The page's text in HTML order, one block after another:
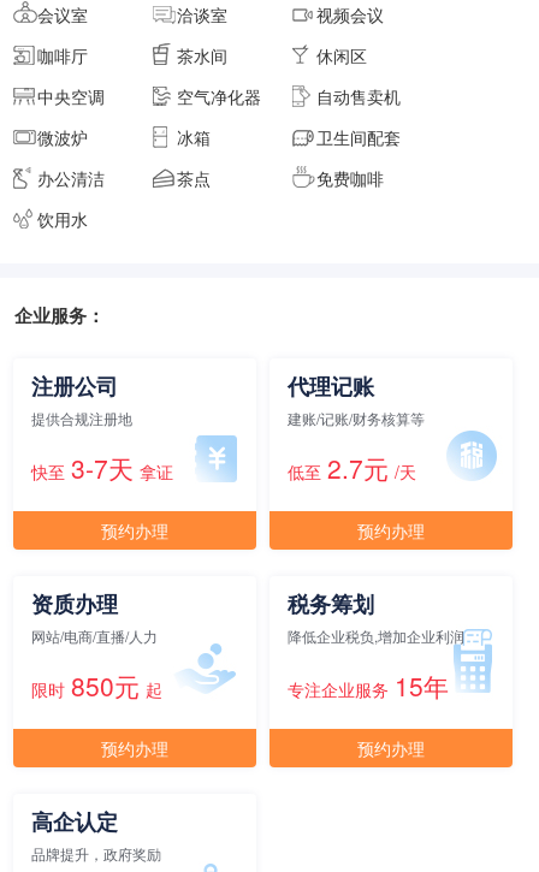
9人间 17100元/月/间
面积
剩余 3间
28500元/月/间
面积60㎡ 剩余 6间
剩余 1间
25人间 47500元/月/间
会议室
洽谈室
视频会议
咖啡厅
茶水间
休闲区
中央空调
空气净化器
自动售卖机
微波炉
冰箱
卫生间配套
办公清洁
茶点
免费咖啡
饮用水
企业服务：
注册公司
提供合规注册地
快至 3-7天 拿证
预约办理
代理记账
建账/记账/财务核算等
低至 2.7元 /天
预约办理
资质办理
网站/电商/直播/人力
限时 850元 起
预约办理
税务筹划
降低企业税负,增加企业利润
专注企业服务 15年
预约办理
高企认定
品牌提升，政府奖励